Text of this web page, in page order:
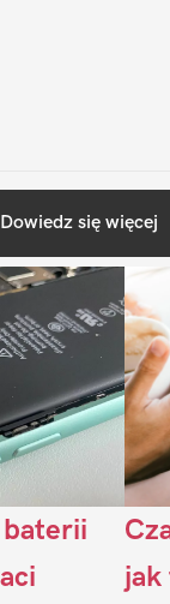
Dowiedz się więcej
baterii
jak